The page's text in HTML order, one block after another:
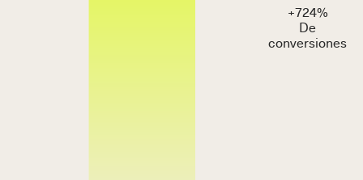
+724%
De
conversiones